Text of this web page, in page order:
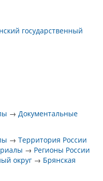
государственный
→Документальные
→Территория России
→ Регионы России
округ → Брянская